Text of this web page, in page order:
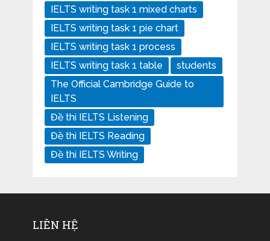
IELTS writing task 1 mixed charts
IELTS writing task 1 pie chart
IELTS writing task 1 process
IELTS writing task 1 table
students
The Official Cambridge Guide to
IELTS
Đề thi IELTS Listening
Đề thi IELTS Reading
Đề thi IELTS Writing
LIÊN HỆ